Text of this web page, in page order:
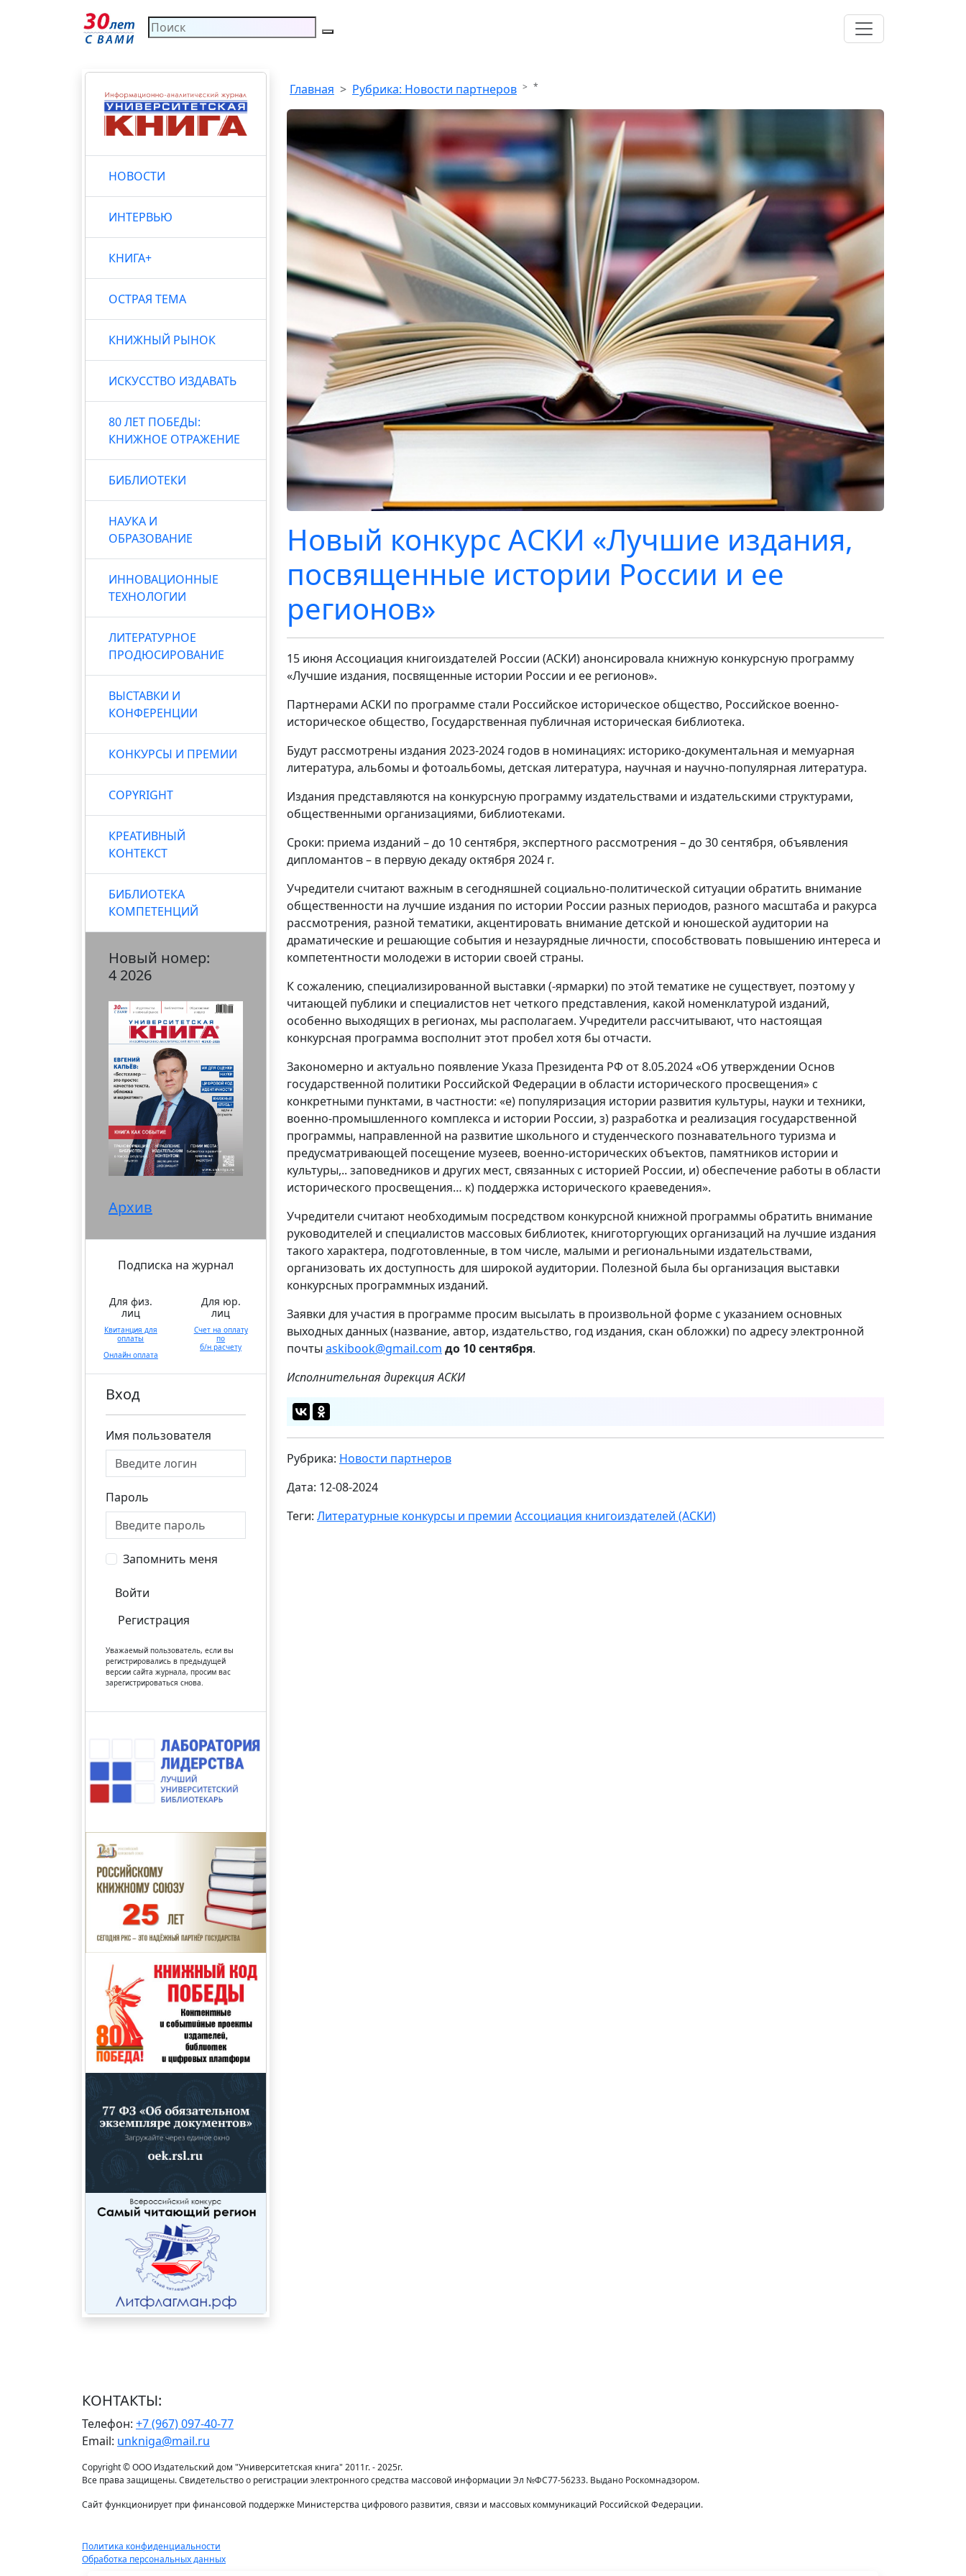
НОВОСТИ
ИНТЕРВЬЮ
КНИГА+
ОСТРАЯ ТЕМА
КНИЖНЫЙ РЫНОК
ИСКУССТВО ИЗДАВАТЬ
80 ЛЕТ ПОБЕДЫ:
КНИЖНОЕ ОТРАЖЕНИЕ
БИБЛИОТЕКИ
НАУКА И
ОБРАЗОВАНИЕ
ИННОВАЦИОННЫЕ
ТЕХНОЛОГИИ
ЛИТЕРАТУРНОЕ
ПРОДЮСИРОВАНИЕ
ВЫСТАВКИ И
КОНФЕРЕНЦИИ
КОНКУРСЫ И ПРЕМИИ
COPYRIGHT
КРЕАТИВНЫЙ
КОНТЕКСТ
БИБЛИОТЕКА
КОМПЕТЕНЦИЙ
Новый номер:
4 2026
Архив
Подписка на журнал
Для физ.
лиц
Квитанция для
оплаты
Онлайн оплата
Для юр.
лиц
Счет на оплату
по
б/н расчету
Вход
Имя пользователя
Пароль
Запомнить меня
Войти
Регистрация
Уважаемый пользователь, если вы
регистрировались в предыдущей
версии сайта журнала, просим вас
зарегистрироваться снова.
Главная Рубрика: Новости партнеров *
Новый конкурс АСКИ «Лучшие издания,
посвященные истории России и ее
регионов»
15 июня Ассоциация книгоиздателей России (АСКИ) анонсировала книжную конкурсную программу
«Лучшие издания, посвященные истории России и ее регионов».
Партнерами АСКИ по программе стали Российское историческое общество, Российское военно-
историческое общество, Государственная публичная историческая библиотека.
Будут рассмотрены издания 2023-2024 годов в номинациях: историко-документальная и мемуарная
литература, альбомы и фотоальбомы, детская литература, научная и научно-популярная литература.
Издания представляются на конкурсную программу издательствами и издательскими структурами,
общественными организациями, библиотеками.
Сроки: приема изданий – до 10 сентября, экспертного рассмотрения – до 30 сентября, объявления
дипломантов – в первую декаду октября 2024 г.
Учредители считают важным в сегодняшней социально-политической ситуации обратить внимание
общественности на лучшие издания по истории России разных периодов, разного масштаба и ракурса
рассмотрения, разной тематики, акцентировать внимание детской и юношеской аудитории на
драматические и решающие события и незаурядные личности, способствовать повышению интереса и
компетентности молодежи в истории своей страны.
К сожалению, специализированной выставки (-ярмарки) по этой тематике не существует, поэтому у
читающей публики и специалистов нет четкого представления, какой номенклатурой изданий,
особенно выходящих в регионах, мы располагаем. Учредители рассчитывают, что настоящая
конкурсная программа восполнит этот пробел хотя бы отчасти.
Закономерно и актуально появление Указа Президента РФ от 8.05.2024 «Об утверждении Основ
государственной политики Российской Федерации в области исторического просвещения» с
конкретными пунктами, в частности: «е) популяризация истории развития культуры, науки и техники,
военно-промышленного комплекса и истории России, з) разработка и реализация государственной
программы, направленной на развитие школьного и студенческого познавательного туризма и
предусматривающей посещение музеев, военно-исторических объектов, памятников истории и
культуры,.. заповедников и других мест, связанных с историей России, и) обеспечение работы в области
исторического просвещения… к) поддержка исторического краеведения».
Учредители считают необходимым посредством конкурсной книжной программы обратить внимание
руководителей и специалистов массовых библиотек, книготоргующих организаций на лучшие издания
такого характера, подготовленные, в том числе, малыми и региональными издательствами,
организовать их доступность для широкой аудитории. Полезной была бы организация выставки
конкурсных программных изданий.
Заявки для участия в программе просим высылать в произвольной форме с указанием основных
выходных данных (название, автор, издательство, год издания, скан обложки) по адресу электронной
почты askibook@gmail.com до 10 сентября.
Исполнительная дирекция АСКИ
Рубрика: Новости партнеров
Дата: 12-08-2024
Теги: Литературные конкурсы и премии Ассоциация книгоиздателей (АСКИ)
КОНТАКТЫ:
Телефон: +7 (967) 097-40-77
Email: unkniga@mail.ru
Copyright © ООО Издательский дом "Университетская книга" 2011г. - 2025г.
Все права защищены. Свидетельство о регистрации электронного средства массовой информации Эл №ФС77-56233. Выдано Роскомнадзором.
Сайт функционирует при финансовой поддержке Министерства цифрового развития, связи и массовых коммуникаций Российской Федерации.
Политика конфиденциальности
Обработка персональных данных